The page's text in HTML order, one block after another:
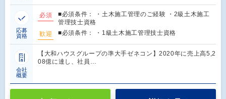
応募
資格
必須
■必須条件： ・土木施工管理のご経験 ・2級土木施工
管理技士資格
歓迎
■必須条件： ・1級土木施工管理技士資格
会社
概要
【大和ハウスグループの準大手ゼネコン】2020年に売上高5,2
08億に達し、社員…